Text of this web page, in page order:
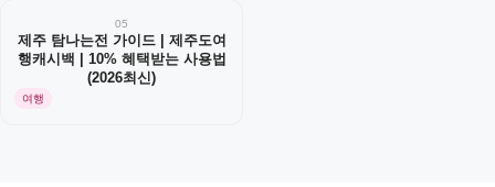
05
제주 탐나는전 가이드 | 제주도여
행캐시백 | 10% 혜택받는 사용법
(2026최신)
여행